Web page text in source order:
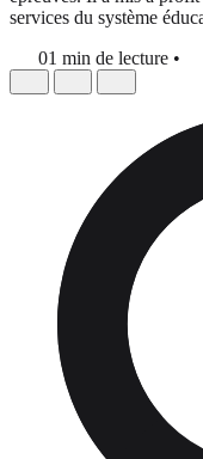
services du système
01 min de lecture •